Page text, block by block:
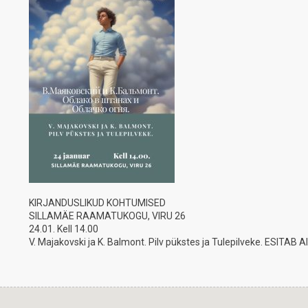
KIRJANDUSLIKUD KOHTUMISED
SILLAMÄE RAAMATUKOGU, VIRU 26
24.01. Kell 14.00
V. Majakovski ja K. Balmont. Pilv pükstes ja Tulepilveke. ESITAB